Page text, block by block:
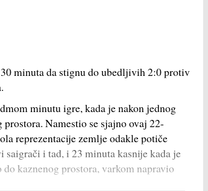
minuta da stignu do ubedljivih 2:0 protiv
minutu igre, kada je nakon jednog
Namestio se sjajno ovaj 22-
reprezentacije zemlje odakle potiče
i tad, i 23 minuta kasnije kada je
kaznenog prostora, varkom napravio